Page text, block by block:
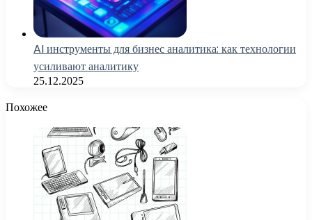
AI инструменты для бизнес аналитика: как технологии
усиливают аналитику
25.12.2025
Похожее